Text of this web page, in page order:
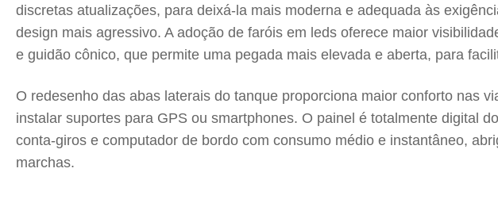
discretas atualizações, para deixá-la mais moderna e adequada às
design mais agressivo. A adoção de faróis em leds oferece maior
e guidão cônico, que permite uma pegada mais elevada e aberta, para
O redesenho das abas laterais do tanque proporciona maior conforto nas
instalar suportes para GPS ou smartphones. O painel é totalmente digital
conta-giros e computador de bordo com consumo médio e instantâneo,
marchas.